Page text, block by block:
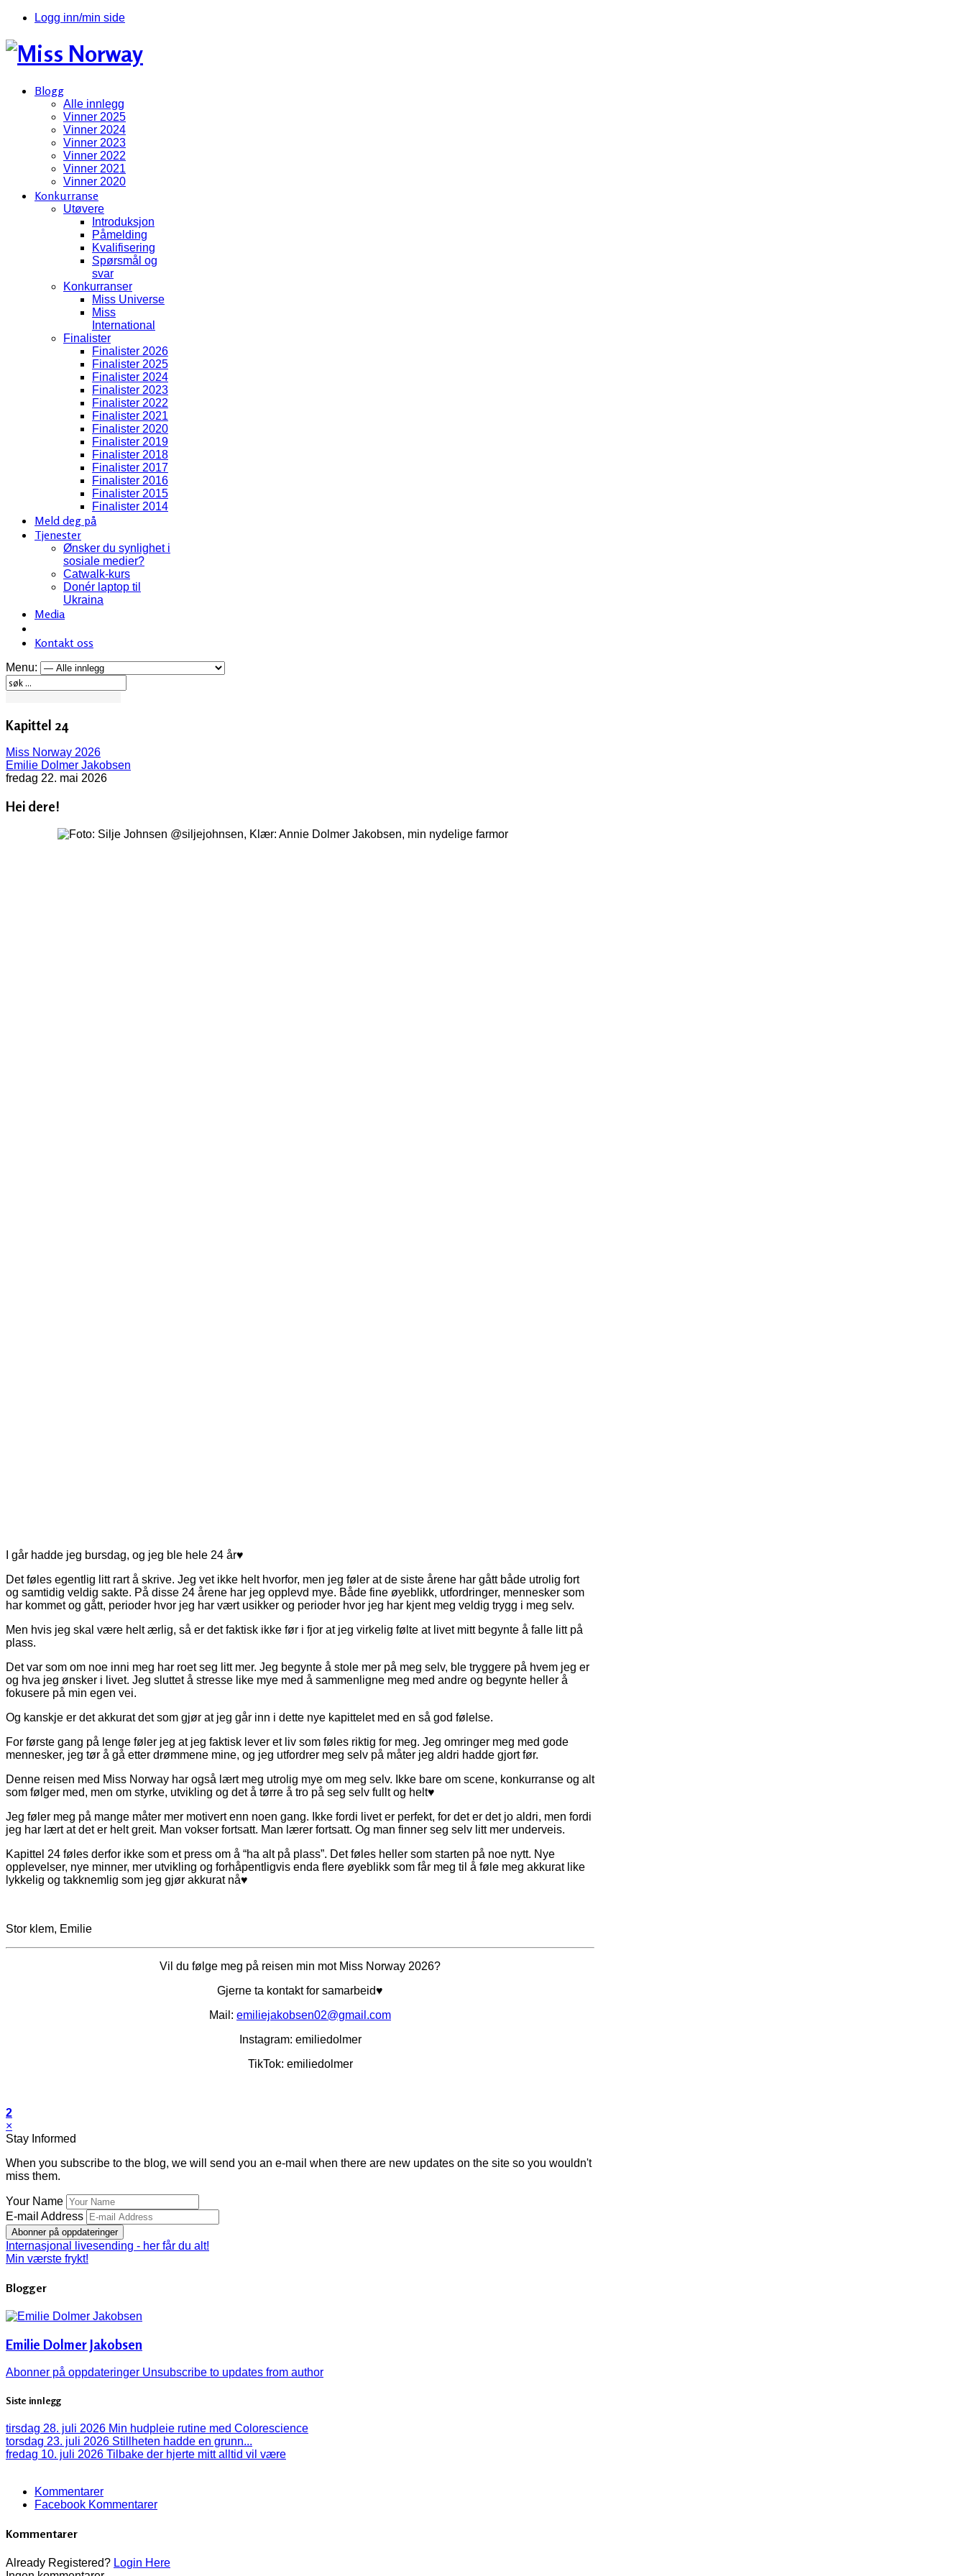
Logg inn/min side
Blogg
Alle innlegg
Vinner 2025
Vinner 2024
Vinner 2023
Vinner 2022
Vinner 2021
Vinner 2020
Konkurranse
Utøvere
Introduksjon
Påmelding
Kvalifisering
Spørsmål og
svar
Konkurranser
Miss Universe
Miss
International
Finalister
Finalister 2026
Finalister 2025
Finalister 2024
Finalister 2023
Finalister 2022
Finalister 2021
Finalister 2020
Finalister 2019
Finalister 2018
Finalister 2017
Finalister 2016
Finalister 2015
Finalister 2014
Meld deg på
Tjenester
Ønsker du synlighet i
sosiale medier?
Catwalk-kurs
Donér laptop til
Ukraina
Media
Kontakt oss
Menu:
Kapittel 24
Miss Norway 2026
Emilie Dolmer Jakobsen
fredag 22. mai 2026
Hei dere!
I går hadde jeg bursdag, og jeg ble hele 24 år♥
Det føles egentlig litt rart å skrive. Jeg vet ikke helt hvorfor, men jeg føler at de siste årene har gått både utrolig fort
og samtidig veldig sakte. På disse 24 årene har jeg opplevd mye. Både fine øyeblikk, utfordringer, mennesker som
har kommet og gått, perioder hvor jeg har vært usikker og perioder hvor jeg har kjent meg veldig trygg i meg selv.
Men hvis jeg skal være helt ærlig, så er det faktisk ikke før i fjor at jeg virkelig følte at livet mitt begynte å falle litt på
plass.
Det var som om noe inni meg har roet seg litt mer. Jeg begynte å stole mer på meg selv, ble tryggere på hvem jeg er
og hva jeg ønsker i livet. Jeg sluttet å stresse like mye med å sammenligne meg med andre og begynte heller å
fokusere på min egen vei.
Og kanskje er det akkurat det som gjør at jeg går inn i dette nye kapittelet med en så god følelse.
For første gang på lenge føler jeg at jeg faktisk lever et liv som føles riktig for meg. Jeg omringer meg med gode
mennesker, jeg tør å gå etter drømmene mine, og jeg utfordrer meg selv på måter jeg aldri hadde gjort før.
Denne reisen med Miss Norway har også lært meg utrolig mye om meg selv. Ikke bare om scene, konkurranse og alt
som følger med, men om styrke, utvikling og det å tørre å tro på seg selv fullt og helt♥
Jeg føler meg på mange måter mer motivert enn noen gang. Ikke fordi livet er perfekt, for det er det jo aldri, men fordi
jeg har lært at det er helt greit. Man vokser fortsatt. Man lærer fortsatt. Og man finner seg selv litt mer underveis.
Kapittel 24 føles derfor ikke som et press om å “ha alt på plass”. Det føles heller som starten på noe nytt. Nye
opplevelser, nye minner, mer utvikling og forhåpentligvis enda flere øyeblikk som får meg til å føle meg akkurat like
lykkelig og takknemlig som jeg gjør akkurat nå♥
Stor klem, Emilie
Vil du følge meg på reisen min mot Miss Norway 2026?
Gjerne ta kontakt for samarbeid♥
Mail: emiliejakobsen02@gmail.com
Instagram: emiliedolmer
TikTok: emiliedolmer
2
×
Stay Informed
When you subscribe to the blog, we will send you an e-mail when there are new updates on the site so you wouldn't
miss them.
Your Name
E-mail Address
Abonner på oppdateringer
Internasjonal livesending - her får du alt!
Min værste frykt!
Blogger
Emilie Dolmer Jakobsen
Abonner på oppdateringer Unsubscribe to updates from author
Siste innlegg
tirsdag 28. juli 2026 Min hudpleie rutine med Colorescience
torsdag 23. juli 2026 Stillheten hadde en grunn...
fredag 10. juli 2026 Tilbake der hjerte mitt alltid vil være
Kommentarer
Facebook Kommentarer
Kommentarer
Already Registered? Login Here